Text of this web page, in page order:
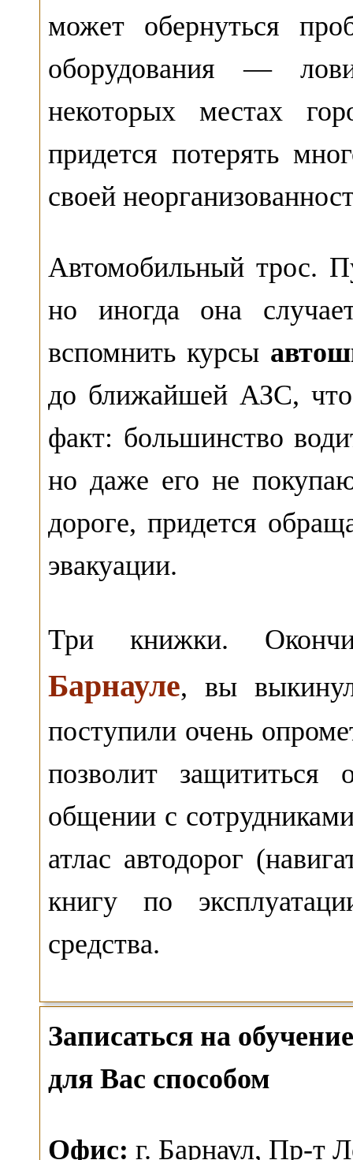
может обернуться
оборудования —
некоторых местах
придется потерять
своей
Автомобильный трос.
но иногда она
вспомнить курсы
до ближайшей АЗС,
факт: большинство
но даже его не
дороге, придется
эвакуации.
Три книжки.
Барнауле, вы
поступили очень
позволит защититься
общении с
атлас автодорог
книгу по
средства.
Записаться на
для Вас способом
Офис: г. Барнаул, Пр-т